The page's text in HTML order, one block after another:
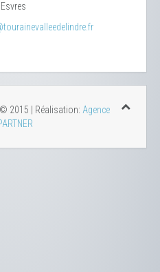
2015 | Réalisation: Agence